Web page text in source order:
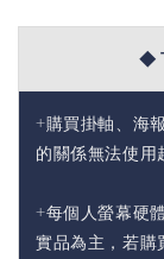
◆
+購買掛軸、海
的關係無法使用
+每個人螢幕硬
實品為主，若購